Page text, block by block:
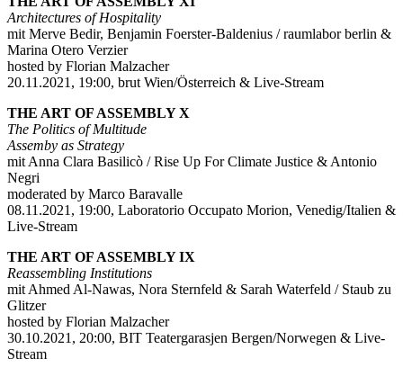
Architectures of Hospitality
mit Merve Bedir, Benjamin Foerster-Baldenius / raumlabor berlin &
Marina Otero Verzier
hosted by Florian Malzacher
20.11.2021, 19:00, brut Wien/Österreich & Live-Stream
THE ART OF ASSEMBLY X
The Politics of Multitude
Assemby as Strategy
mit Anna Clara Basilicò / Rise Up For Climate Justice & Antonio
Negri
moderated by Marco Baravalle
08.11.2021, 19:00, Laboratorio Occupato Morion, Venedig/Italien &
Live-Stream
THE ART OF ASSEMBLY IX
Reassembling Institutions
mit Ahmed Al-Nawas, Nora Sternfeld & Sarah Waterfeld / Staub zu
Glitzer
hosted by Florian Malzacher
30.10.2021, 20:00, BIT Teatergarasjen Bergen/Norwegen & Live-
Stream